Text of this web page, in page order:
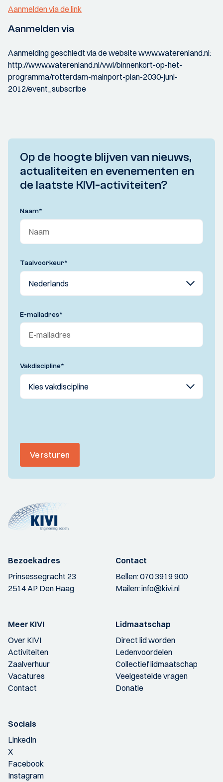
Aanmelden via de link
Aanmelden via
Aanmelding geschiedt via de website www.waterenland.nl:
http://www.waterenland.nl/vwl/binnenkort-op-het-
programma/rotterdam-mainport-plan-2030-juni-
2012/event_subscribe
Op de hoogte blijven van nieuws,
actualiteiten en evenementen en
de laatste KIVI-activiteiten?
Naam*
Taalvoorkeur*
E-mailadres*
Vakdiscipline*
Versturen
Bezoekadres
Prinsessegracht 23
2514 AP Den Haag
Contact
Bellen:070 3919 900
Mailen:info@kivi.nl
Meer KIVI
Over KIVI
Activiteiten
Zaalverhuur
Vacatures
Contact
Lidmaatschap
Direct lid worden
Ledenvoordelen
Collectief lidmaatschap
Veelgestelde vragen
Donatie
Socials
LinkedIn
X
Facebook
Instagram